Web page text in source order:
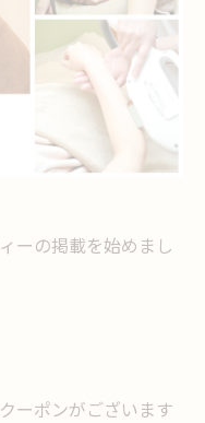
ーの掲載を始めまし
ーポンがございます